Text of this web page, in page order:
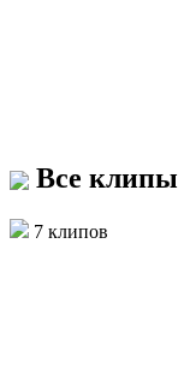
Все клипы
7 клипов